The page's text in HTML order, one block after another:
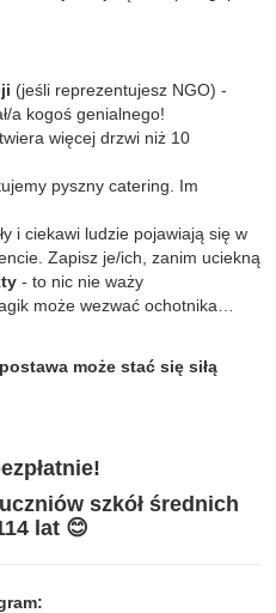
(jeśli reprezentujesz NGO) -
a kogoś genialnego!
więcej drzwi niż 10
pyszny catering. Im
i ciekawi ludzie pojawiają się w
Zapisz je/ich, zanim uciekną
- to nic nie waży
może wezwać ochotnika…
może stać się siłą
szkół średnich
lat 😊